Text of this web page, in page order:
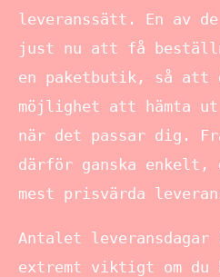
leveranssätt. En av
just nu att få
en paketbutik, så att
möjlighet att hämta
när det passar dig.
därför ganska enkelt,
mest prisvärda
Antalet
extremt viktigt om du